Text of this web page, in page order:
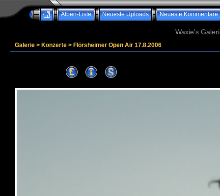
Alben-Liste Neueste Uploads Neueste Kommentare
Waxie's
Galerie > Konzerte > Flörsheimer Open Air 17.8.2006